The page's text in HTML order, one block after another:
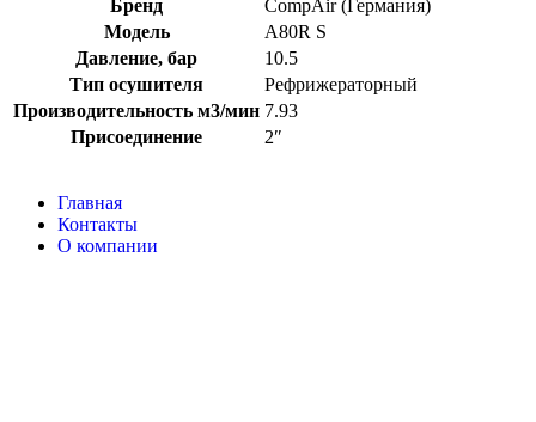
Бренд
CompAir (Германия)
Модель
A80R S
Давление, бар
10.5
Тип осушителя
Рефрижераторный
Производительность м3/мин 7.93
Присоединение
2″
Главная
Контакты
О компании